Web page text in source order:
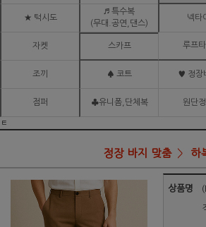
★ 턱시도
♬ 특수복
(무대.공연,댄스)
넥타
자켓 스카프 루프타
조끼 ♠ 코트 ♥ 정장
점퍼 ♣유니폼,단체복 원단
ㅌ
정장 바지 맞춤 하
상품명